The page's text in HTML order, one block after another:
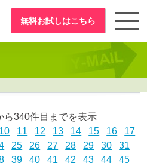
無料お試しはこちら
ら340件目までを表示
10 11 12 13 14 15 16
17
25 26 27 28 29 30
31
39 40 41 42 43 44
45